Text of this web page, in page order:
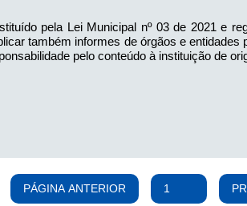
pela Lei Municipal nº 03 de 2021 e
também informes de órgãos e
pelo conteúdo à instituição de
PÁGINA ANTERIOR